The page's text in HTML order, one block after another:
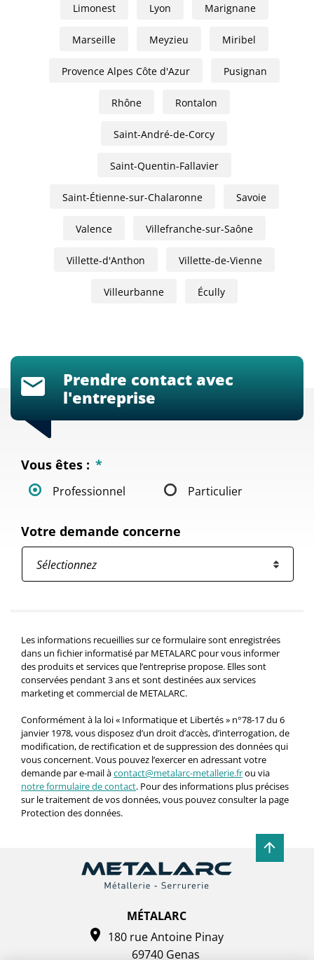
Limonest Lyon Marignane
Marseille Meyzieu Miribel
Provence Alpes Côte d'Azur Pusignan
Rhône Rontalon
Saint-André-de-Corcy
Saint-Quentin-Fallavier
Saint-Étienne-sur-Chalaronne Savoie
Valence Villefranche-sur-Saône
Villette-d'Anthon Villette-de-Vienne
Villeurbanne Écully
Prendre contact avec
l'entreprise
Vous êtes : *
Professionnel Particulier
Votre demande concerne
Les informations recueillies sur ce formulaire sont enregistrées
dans un fichier informatisé par METALARC pour vous informer
des produits et services que l’entreprise propose. Elles sont
conservées pendant 3 ans et sont destinées aux services
marketing et commercial de METALARC.
Conformément à la loi « Informatique et Libertés » n°78-17 du 6
janvier 1978, vous disposez d’un droit d’accès, d’interrogation, de
modification, de rectification et de suppression des données qui
vous concernent. Vous pouvez l’exercer en adressant votre
demande par e-mail àcontact@metalarc-metallerie.frou via
notre formulaire de contact. Pour des informations plus précises
sur le traitement de vos données, vous pouvez consulter la page
Protection des données.
MÉTALARC
180 rue Antoine Pinay
69740 Genas